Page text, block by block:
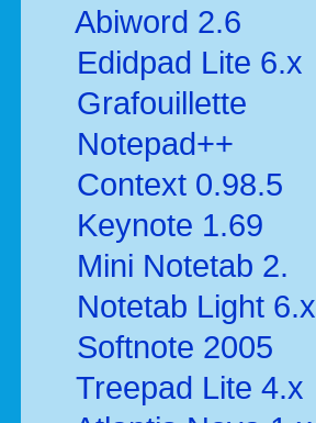
Abiword 2.6
Edidpad Lite 6.x
Grafouillette
Notepad++
Context 0.98.5
Keynote 1.69
Mini Notetab 2.
Notetab Light 6.x
Softnote 2005
Treepad Lite 4.x